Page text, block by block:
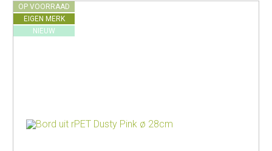
OP VOORRAAD
EIGEN MERK
NIEUW